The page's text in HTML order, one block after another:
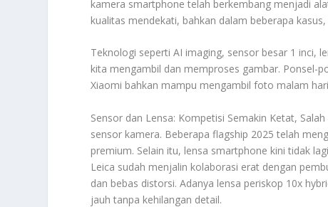
kamera smartphone telah berkembang menjadi
kualitas mendekati, bahkan dalam beberapa
Teknologi seperti AI imaging, sensor besar 1 inci,
kita mengambil dan memproses gambar. Ponsel-
Xiaomi bahkan mampu mengambil foto malam
Sensor dan Lensa: Kompetisi Semakin Ketat,
sensor kamera. Beberapa flagship 2025 telah
premium. Selain itu, lensa smartphone kini tidak
Leica sudah menjalin kolaborasi erat dengan
dan bebas distorsi. Adanya lensa periskop 10x
jauh tanpa kehilangan detail.